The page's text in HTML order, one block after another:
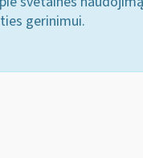
gerinimui.